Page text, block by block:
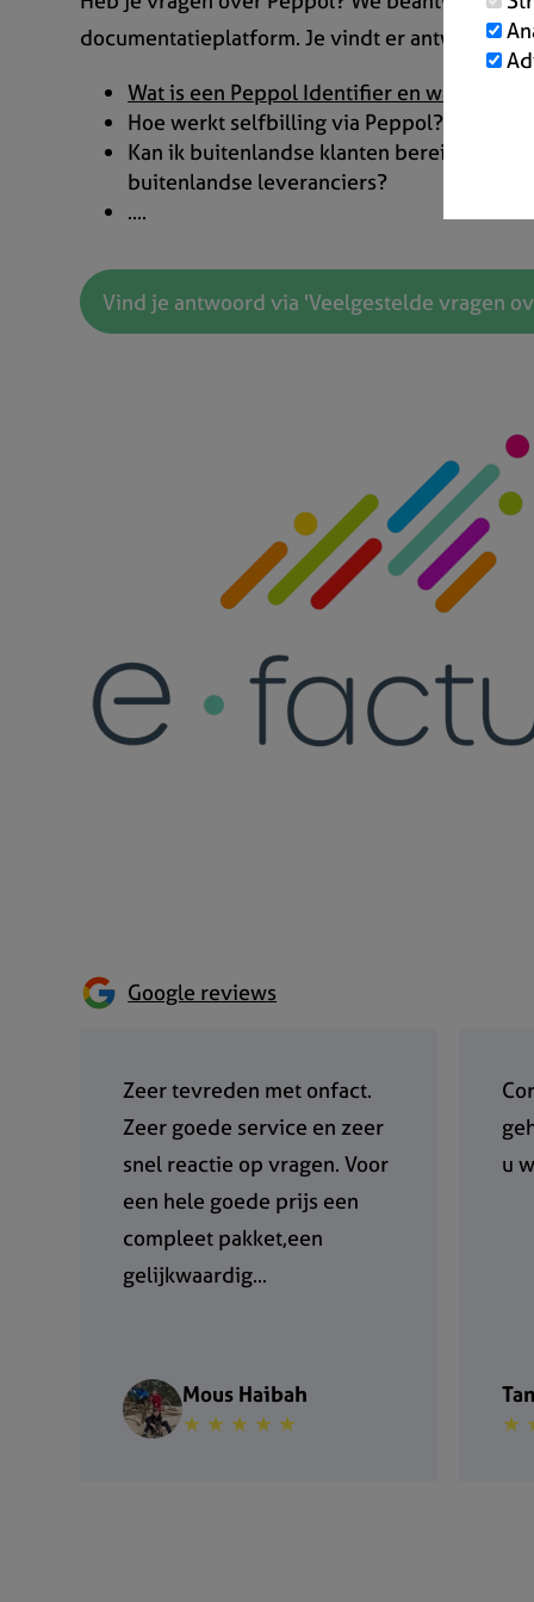
documentatieplatform. Je vindt er antwoorden
Wat is een Peppol Identifier en waar vind
Hoe werkt selfbilling via Peppol?
Kan ik buitenlandse klanten bereiken via
buitenlandse leveranciers?
....
Vind je antwoord via 'Veelgestelde vragen
Google reviews
Zeer tevreden met onfact.
Zeer goede service en zeer
snel reactie op vragen. Voor
een hele goede prijs een
compleet pakket,een
gelijkwaardig...
Mous Haibah
★ ★ ★ ★ ★
u
★